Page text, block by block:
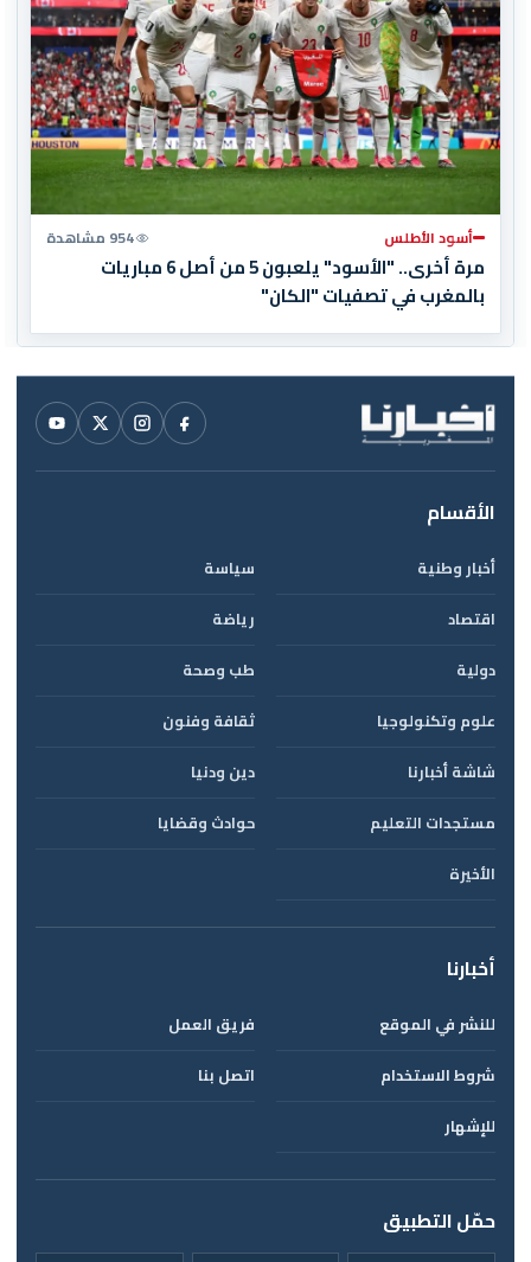
أسود الأطلس 954 مشاهدة
مرة أخرى.. "الأسود" يلعبون 5 من أصل 6 مباريات
بالمغرب في تصفيات "الكان"
الأقسام
أخبار وطنية
سياسة
اقتصاد
رياضة
دولية
طب وصحة
علوم وتكنولوجيا
ثقافة وفنون
شاشة أخبارنا
دين ودنيا
مستجدات التعليم
حوادث وقضايا
الأخيرة
أخبارنا
للنشر في الموقع
فريق العمل
شروط الاستخدام
اتصل بنا
للإشهار
حمّل التطبيق